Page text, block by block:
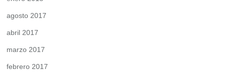
agosto 2017
abril 2017
marzo 2017
febrero 2017